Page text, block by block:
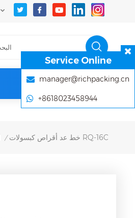
/ خط عد أقراص كبسولات RQ-16C
Service Online
manager@richpacking.cn
+8618023458944